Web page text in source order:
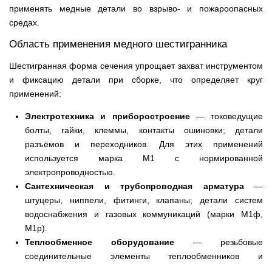
применять медные детали во взрыво- и пожароопасных
средах.
Область применения медного шестигранника
Шестигранная форма сечения упрощает захват инструментом
и фиксацию детали при сборке, что определяет круг
применений:
Электротехника и приборостроение— токоведущие
болты, гайки, клеммы, контакты ошиновки; детали
разъёмов и переходников. Для этих применений
используется марка М1 с нормированной
электропроводностью.
Сантехническая и трубопроводная арматура—
штуцеры, ниппели, фитинги, клапаны; детали систем
водоснабжения и газовых коммуникаций (марки М1ф,
М1р).
Теплообменное оборудование — резьбовые
соединительные элементы теплообменников и